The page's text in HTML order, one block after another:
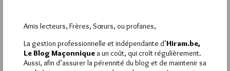
réservée aux abonnés.
Amis lecteurs, Frères, Sœurs, ou profanes,
La gestion professionnelle et indépendante d’Hiram.be,
Le Blog Maçonnique a un coût, qui croît régulièrement.
Aussi, afin d’assurer la pérennité du blog et de maintenir sa